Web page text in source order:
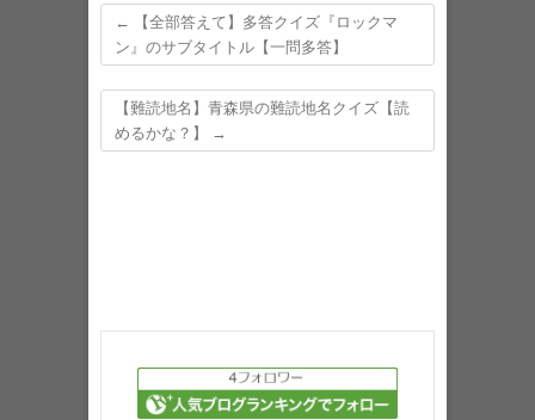
←
【全部答えて】多答クイズ『ロックマ
ン』のサブタイトル【一問多答】
【難読地名】青森県の難読地名クイズ【読
めるかな？】
→